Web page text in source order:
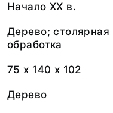
Начало XX в.
Дерево; столярная
обработка
75 х 140 х 102
Дерево